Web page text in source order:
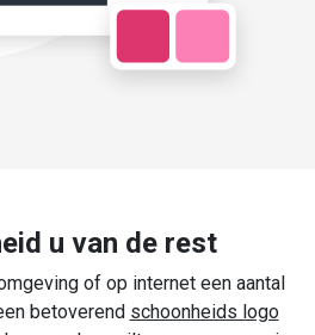
u van de rest
of op internet een aantal
betoverend schoonheids logo